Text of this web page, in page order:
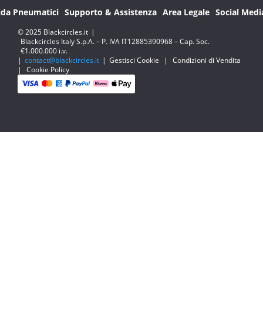
Pneumatici Supporto & Assistenza Area Legale Social
© 2025 Blackcircles.it |
Blackcircles Italy S.p.A. – P. IVA IT12885390968 – Cap. Soc.
€1.000.000 i.v.
| contact@blackcircles.it | Gestisci Cookie |
Condizioni di Vendita
|
Cookie Policy